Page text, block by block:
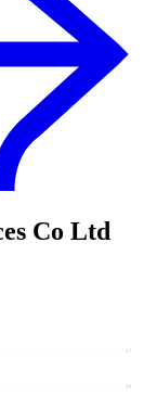
Co Ltd
20,78
27,24